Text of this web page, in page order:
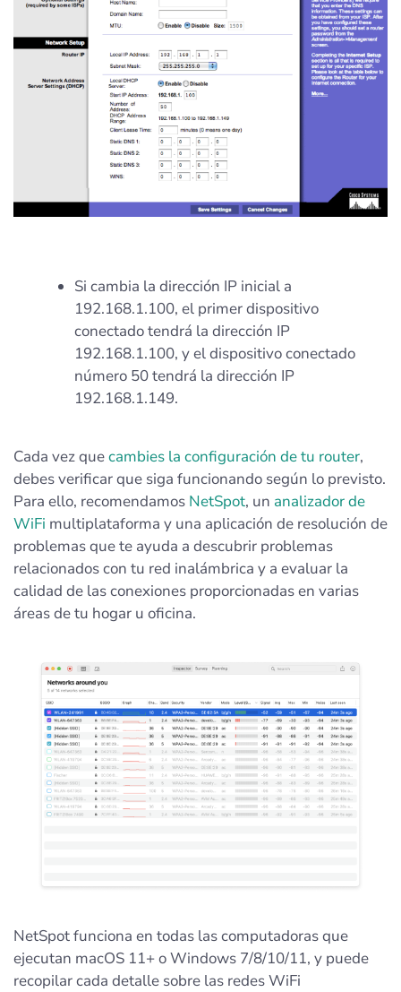
Si cambia la dirección IP inicial a
192.168.1.100, el primer dispositivo
conectado tendrá la dirección IP
192.168.1.100, y el dispositivo conectado
número 50 tendrá la dirección IP
192.168.1.149.
Cada vez quecambies la configuración de tu router,
debes verificar que siga funcionando según lo previsto.
Para ello, recomendamos NetSpot, un analizador de
WiFi multiplataforma y una aplicación de resolución de
problemas que te ayuda a descubrir problemas
relacionados con tu red inalámbrica y a evaluar la
calidad de las conexiones proporcionadas en varias
áreas de tu hogar u oficina.
NetSpot funciona en todas las computadoras que
ejecutan macOS 11+ o Windows 7/8/10/11, y puede
recopilar cada detalle sobre las redes WiFi